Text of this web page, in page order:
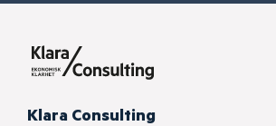
Klara Consulting